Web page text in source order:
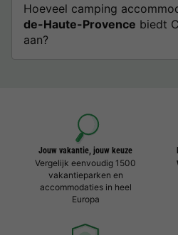
Hoeveel camping
de-Haute-Provence biedt
aan?
Jouw vakantie, jouw keuze
Vergelijk eenvoudig 1500
vakantieparken en
accommodaties in heel
Europa